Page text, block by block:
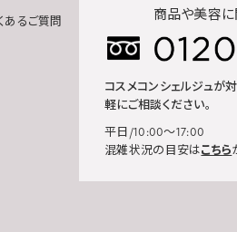
あるご質問 商品や美容に
コスメコンシェルジュが
軽にご相談ください。
平日/10:00～17:00
混雑状況の目安はこちら